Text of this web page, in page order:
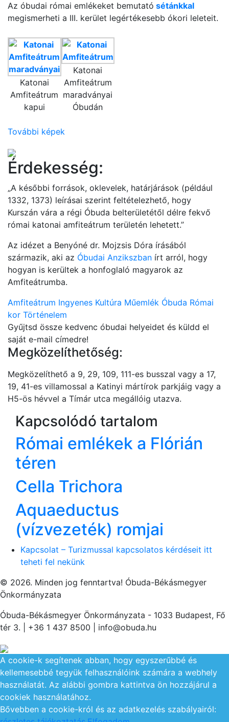
Az óbudai római emlékeket bemutató sétánkkal
megismerheti a III. kerület legértékesebb ókori leleteit.
Katonai
Amfiteátrum
kapui
Katonai
Amfiteátrum
maradványai
Óbudán
További képek
Érdekesség:
„A későbbi források, oklevelek, határjárások (például
1332, 1373) leírásai szerint feltételezhető, hogy
Kurszán vára a régi Óbuda belterületétől délre fekvő
római katonai amfiteátrum területén lehetett.”
Az idézet a Benyóné dr. Mojzsis Dóra írásából
származik, aki az Óbudai Anzikszban írt arról, hogy
hogyan is kerültek a honfoglaló magyarok az
Amfiteátrumba.
Amfiteátrum Ingyenes Kultúra Műemlék Óbuda Római
kor Történelem
Gyűjtsd össze kedvenc óbudai helyeidet és küldd el
saját e-mail címedre!
Megközelíthetőség:
Megközelíthető a 9, 29, 109, 111-es busszal vagy a 17,
19, 41-es villamossal a Katinyi mártírok parkjáig vagy a
H5-ös hévvel a Tímár utca megállóig utazva.
Kapcsolódó tartalom
Római emlékek a Flórián
téren
Cella Trichora
Aquaeductus
(vízvezeték) romjai
Kapcsolat – Turizmussal kapcsolatos kérdéseit itt
teheti fel nekünk
© 2026. Minden jog fenntartva! Óbuda-Békásmegyer
Önkormányzata
Óbuda-Békásmegyer Önkormányzata - 1033 Budapest, Fő
tér 3. | +36 1 437 8500 | info@obuda.hu
A cookie-k segítenek abban, hogy egyszerűbbé és
kellemesebbé tegyük felhasználóink számára a webhely
használatát. Az alábbi gombra kattintva ön hozzájárul a
cookiek használatához.
Bővebben a cookie-król és az adatkezelés szabályairól: